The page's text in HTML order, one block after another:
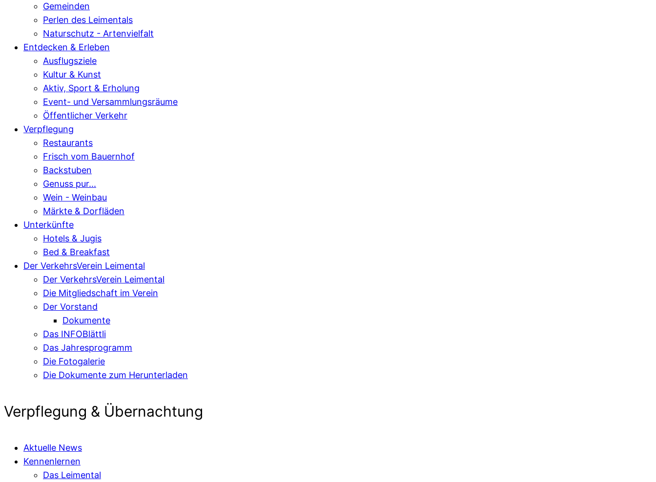
Gemeinden
Perlen des Leimentals
Naturschutz - Artenvielfalt
Entdecken & Erleben
Ausflugsziele
Kultur & Kunst
Aktiv, Sport & Erholung
Event- und Versammlungsräume
Öffentlicher Verkehr
Verpflegung
Restaurants
Frisch vom Bauernhof
Backstuben
Genuss pur...
Wein - Weinbau
Märkte & Dorfläden
Unterkünfte
Hotels & Jugis
Bed & Breakfast
Der VerkehrsVerein Leimental
Der VerkehrsVerein Leimental
Die Mitgliedschaft im Verein
Der Vorstand
Dokumente
Das INFOBlättli
Das Jahresprogramm
Die Fotogalerie
Die Dokumente zum Herunterladen
Verpflegung & Übernachtung
Aktuelle News
Kennenlernen
Das Leimental